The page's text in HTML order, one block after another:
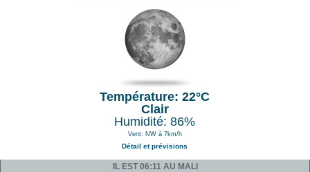
Température: 22°C
Clair
Humidité: 86%
Vent: NW à 7km/h
Détail et prévisions
IL EST 06:11 AU MALI